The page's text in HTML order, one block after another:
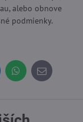
alebo obnove
podmienky.
WhatsApp
E-
mail